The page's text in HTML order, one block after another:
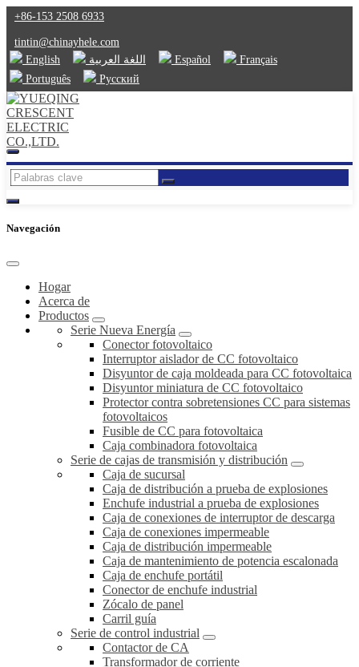
+86-153 2508 6933
tintin@chinayhele.com
English
اللغة العربية Español
Français
Português
Русский
Navegación
Hogar
Acerca de
Productos
Serie Nueva Energía
Conector fotovoltaico
Interruptor aislador de CC fotovoltaico
Disyuntor de caja moldeada para CC fotovoltaica
Disyuntor miniatura de CC fotovoltaico
Protector contra sobretensiones CC para sistemas
fotovoltaicos
Fusible de CC para fotovoltaica
Caja combinadora fotovoltaica
Serie de cajas de transmisión y distribución
Caja de sucursal
Caja de distribución a prueba de explosiones
Enchufe industrial a prueba de explosiones
Caja de conexiones de interruptor de descarga
Caja de conexiones impermeable
Caja de distribución impermeable
Caja de mantenimiento de potencia escalonada
Caja de enchufe portátil
Conector de enchufe industrial
Zócalo de panel
Carril guía
Serie de control industrial
Contactor de CA
Transformador de corriente